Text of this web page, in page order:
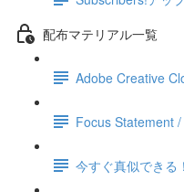
配布マテリアル一覧
Adobe Creative
Focus Statement
今すぐ真似できる